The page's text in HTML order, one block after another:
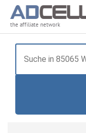
the affiliate network